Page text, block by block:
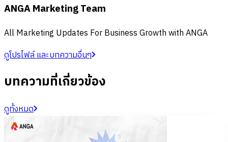
ANGA Marketing Team
All Marketing Updates For Business Growth with ANGA
ดูโปรไฟล์ และบทความอื่นๆ
บทความที่เกี่ยวข้อง
ดูทั้งหมด